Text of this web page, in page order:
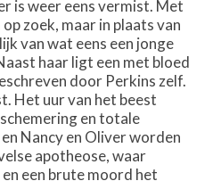
is weer eens vermist. Met
zoek, maar in plaats van
van wat eens een jonge
haar ligt een met bloed
door Perkins zelf.
Het uur van het beest
en totale
Nancy en Oliver worden
apotheose, waar
een brute moord het